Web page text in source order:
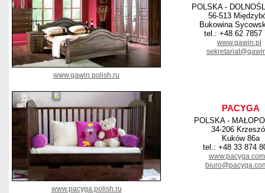
POLSKA -
56-513
Bukowina
tel.: +48 62 7857
www.gawin.pl
www.gawin.polish.ru
PACYGA
POLSKA -
34-206
Kuków 86a
tel.: +48 33 874
www.pacyga.polish.ru